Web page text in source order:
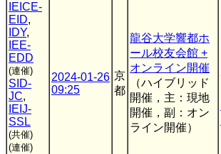
IEICE-
EID,
IDY,
IEE-
EDD
(連催)
SID-
JC,
IEIJ-
SSL
(共催)
(連催)
2024-01-26
09:25
京
都
龍谷大学響都ホ
ール校友会館 +
オンライン開催
（ハイブリッド
開催，主：現地
開催，副：オン
ライン開催）